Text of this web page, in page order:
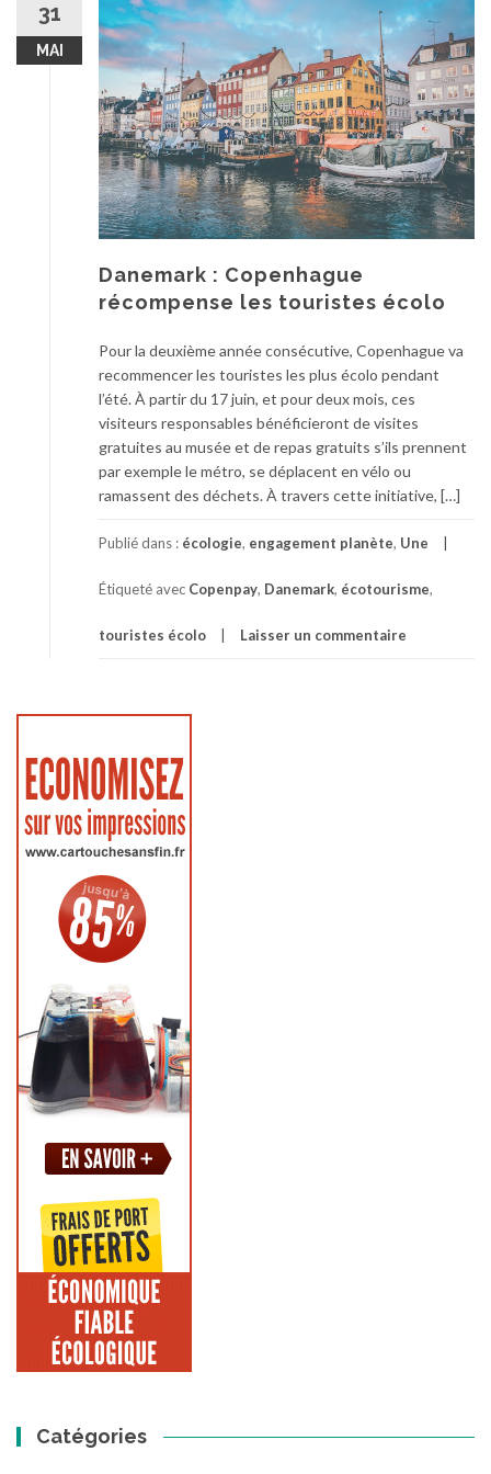
31
MAI
Danemark : Copenhague
récompense les touristes écolo
Pour la deuxième année consécutive, Copenhague va
recommencer les touristes les plus écolo pendant
l’été. À partir du 17 juin, et pour deux mois, ces
visiteurs responsables bénéficieront de visites
gratuites au musée et de repas gratuits s’ils prennent
par exemple le métro, se déplacent en vélo ou
ramassent des déchets. À travers cette initiative, […]
Publié dans : écologie, engagement planète, Une
Étiqueté avec Copenpay, Danemark, écotourisme,
touristes écolo Laisser un commentaire
Catégories